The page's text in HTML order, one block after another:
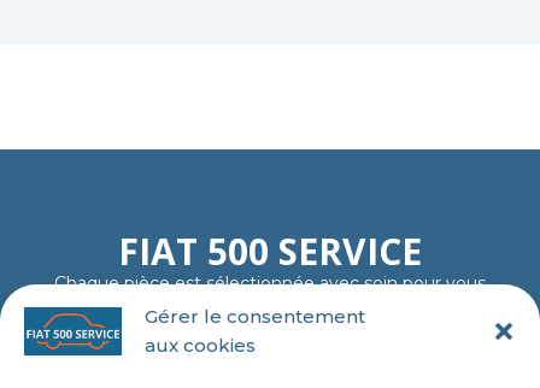
Gérer le consentement
aux cookies
FIAT 500 SERVICE
Chaque pièce est sélectionnée avec soin pour vous
garantir fiabilité, authenticité et plaisir de rouler…
comme au premier jour.
06 11 23 40 18